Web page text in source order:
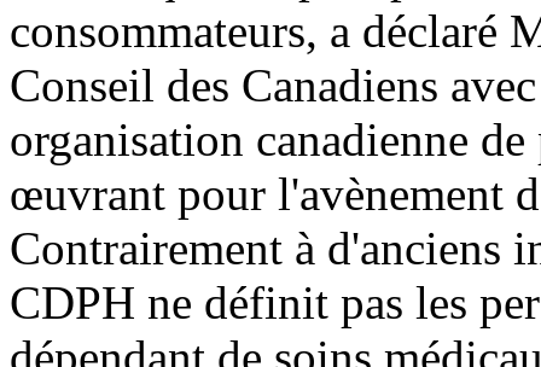
consommateurs, a déclaré
Conseil des Canadiens
organisation canadienne
œuvrant pour l'avènement
Contrairement à d'anciens
CDPH ne définit pas les
dépendant de soins